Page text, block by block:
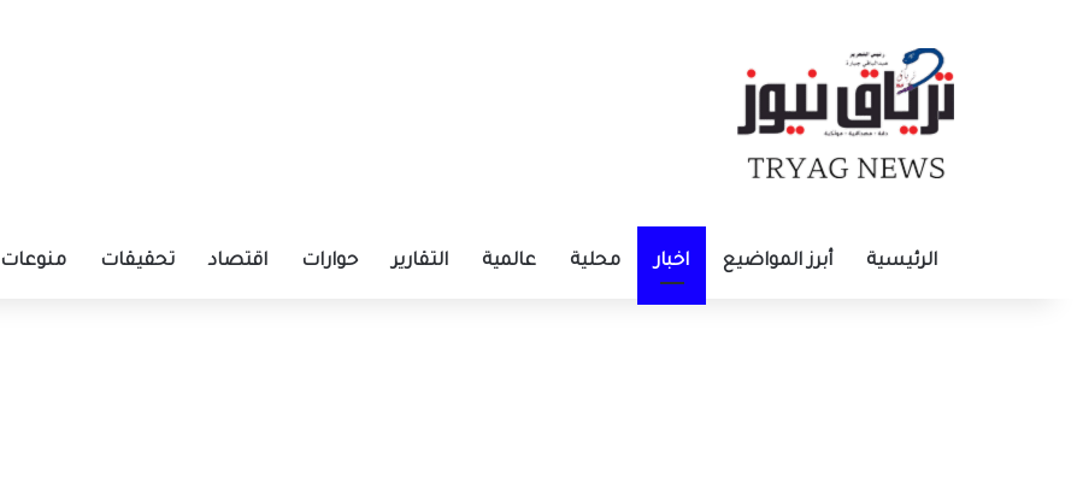
الرئيسية أبرز المواضيع اخبار محلية عالمية التقارير حوارات اقتصاد تحقيقات منوعات